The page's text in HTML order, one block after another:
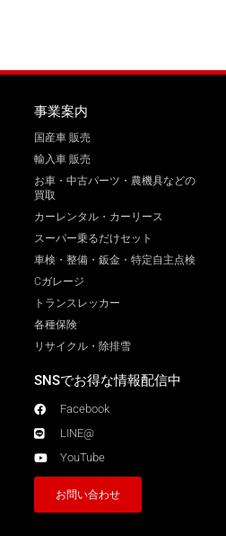
事業案内
国産車 販売
輸入車 販売
お車・中古パーツ・農機具などの
買取
カーレンタル・カーリース
スーパー乗るだけセット
車検・整備・鈑金・特定自主点検
Cガレージ
トランスレッカー
各種保険
リサイクル・除排雪
SNSでお得な情報配信中
Facebook
LINE@
YouTube
お問い合わせ